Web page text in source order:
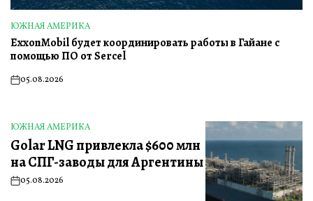
ОПУБЛИКОВАНО
В
ЮЖНАЯ АМЕРИКА
ExxonMobil будет координировать работы в Гайане с
помощью ПО от Sercel
on05.08.2026
ОПУБЛИКОВАНО
В
ЮЖНАЯ АМЕРИКА
Golar LNG привлекла $600 млн
на СПГ-заводы для Аргентины
on05.08.2026